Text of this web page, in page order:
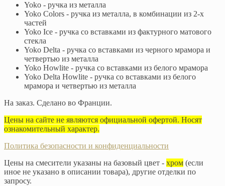
Yoko - ручка из металла
Yoko Colors - ручка из металла, в комбинации из 2-х
частей
Yoko Ice - ручка со вставками из фактурного матового
стекла
Yoko Delta - ручка со вставками из черного мрамора и
четвертью из металла
Yoko Howlite - ручка со вставками из белого мрамора
Yoko Delta Howlite - ручка со вставками из белого
мрамора и четвертью из металла
На заказ. Сделано во Франции.
Цены на сайте не являются официальной офертой. Носят
ознакомительный характер.
Политика безопасности и конфиденциальности
Цены на смесители указаны на базовый цвет - хром (если
иное не указано в описании товара), другие отделки по
запросу.